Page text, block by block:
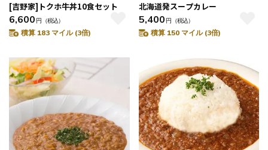
[吉野家]トクホ牛丼10食セット
6,600 円 （税込）
積算 183 マイル (3倍)
北海道発スープカレー
5,400 円 （税込）
積算 150 マイル (3倍)